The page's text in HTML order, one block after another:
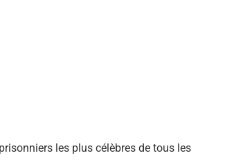
les plus célèbres de tous les